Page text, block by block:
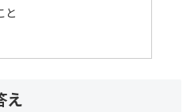
と
え